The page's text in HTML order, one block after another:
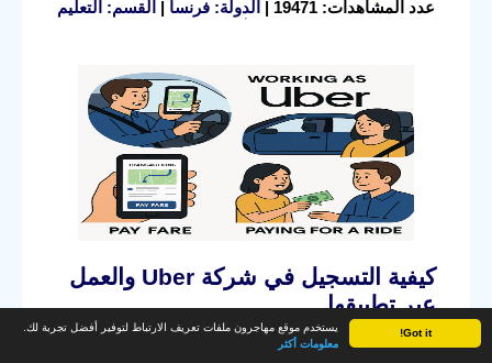
Got it!
يستخدم موقع مهاجرون ملفات تعريف الارتباط لتوفير أفضل تجربة لك.
معلومات أكثر
عدد المشاهدات: 19471 | الدولة: فرنسا | القسم: التعليم
كيفية التسجيل في شركة Uber والعمل
عبر تطبيقها
عدد المشاهدات: 16246 | الدولة: القسم العام|القسم:
العمل